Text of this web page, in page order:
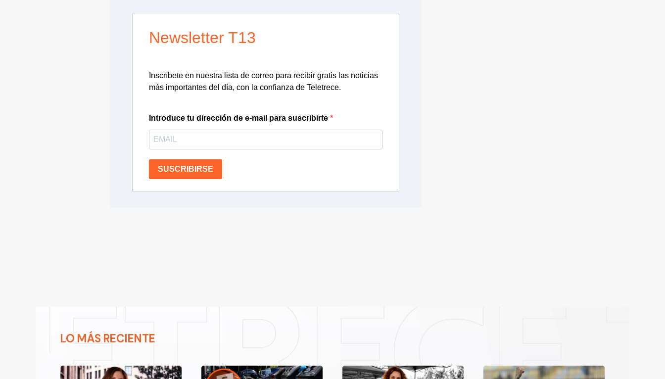
Newsletter T13
Inscríbete en nuestra lista de correo para recibir gratis las noticias
más importantes del día, con la confianza de Teletrece.
Introduce tu dirección de e-mail para suscribirte
SUSCRIBIRSE
LO MÁS RECIENTE